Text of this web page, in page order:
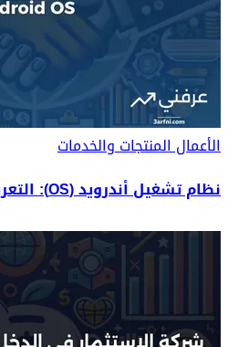
الأعمالالمنتجات والخدمات
نظام تشغيل أندرويد (OS): التعريف وكيفية عمله